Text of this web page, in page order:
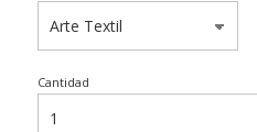
Cantidad